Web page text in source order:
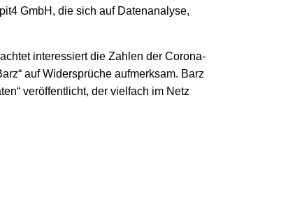
GmbH, die sich auf Datenanalyse,
interessiert die Zahlen der Corona-
auf Widersprüche aufmerksam. Barz
veröffentlicht, der vielfach im Netz